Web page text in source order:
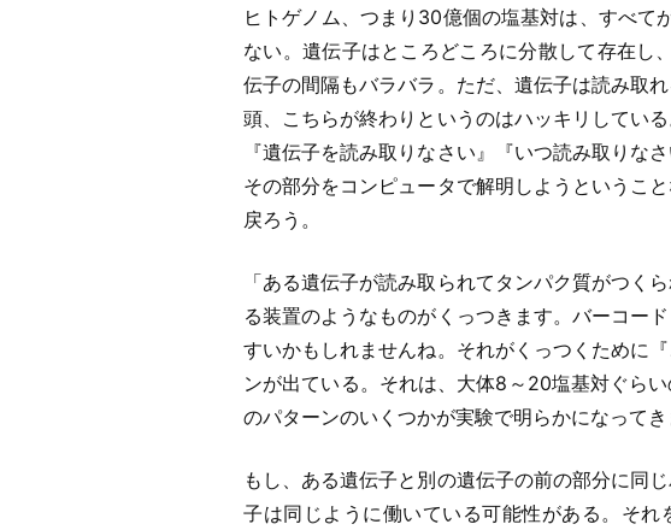
ヒトゲノム、つまり30億個の塩基対は、すべて
ない。遺伝子はところどころに分散して存在し
伝子の間隔もバラバラ。ただ、遺伝子は読み取
頭、こちらが終わりというのはハッキリしてい
『遺伝子を読み取りなさい』『いつ読み取りな
その部分をコンピュータで解明しようというこ
戻ろう。
「ある遺伝子が読み取られてタンパク質がつく
る装置のようなものがくっつきます。バーコー
すいかもしれませんね。それがくっつくために
ンが出ている。それは、大体8～20塩基対ぐら
のパターンのいくつかが実験で明らかになってき
もし、ある遺伝子と別の遺伝子の前の部分に同
子は同じように働いている可能性がある。それ